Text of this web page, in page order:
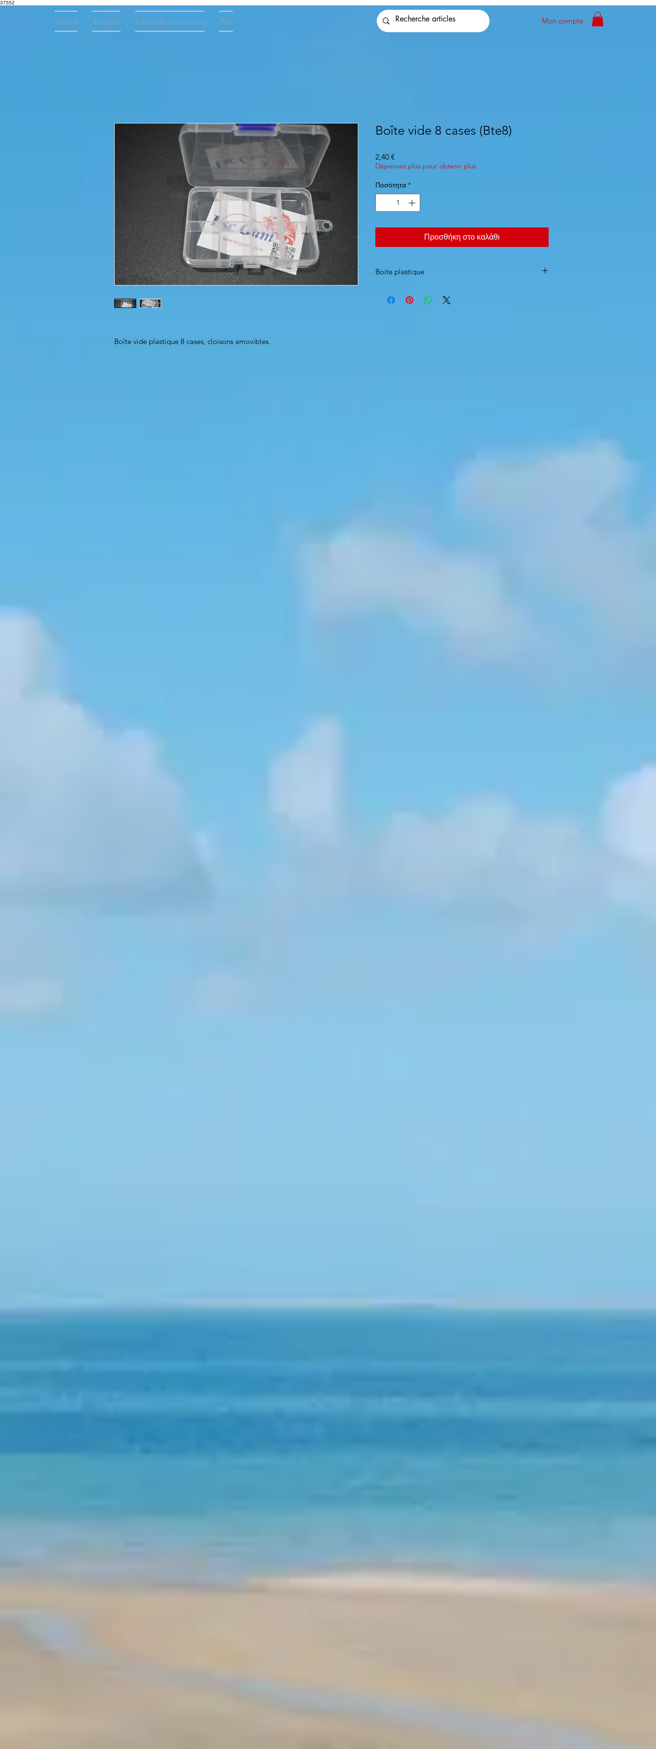
37552
Accueil À propos Comment commander Plus Mon compte
Boîte vide plastique 8 cases, cloisons amovibles.
Boîte vide 8 cases (Bte8)
2,40 €
Dépensez plus pour obtenir plus
Ποσότητα *
Προσθήκη στο καλάθι
Boite plastique